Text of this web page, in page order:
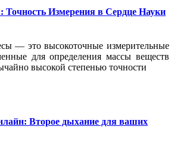
Измерения в Сердце Науки
— это высокоточные измерительные
для определения массы веществ
высокой степенью точности
Второе дыхание для ваших